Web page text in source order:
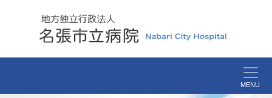
MENU